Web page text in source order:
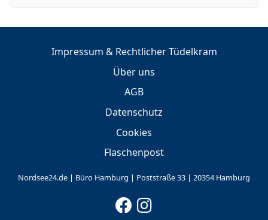
Impressum & Rechtlicher Tüdelkram
Über uns
AGB
Datenschutz
Cookies
Flaschenpost
Nordsee24.de | Büro Hamburg | Poststraße 33 | 20354 Hamburg